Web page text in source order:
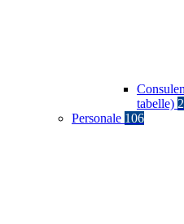
tabelle)
Personale 106